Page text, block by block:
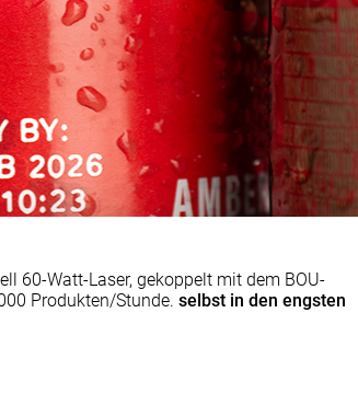
60-Watt-Laser, gekoppelt mit dem BOU-
Produkten/Stunde.selbst in den engsten